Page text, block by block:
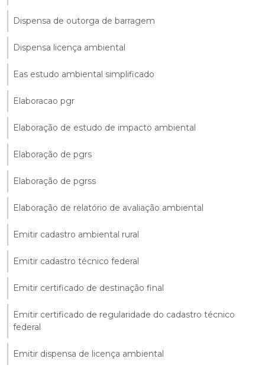
Dispensa de outorga de barragem
Dispensa licença ambiental
Eas estudo ambiental simplificado
Elaboracao pgr
Elaboração de estudo de impacto ambiental
Elaboração de pgrs
Elaboração de pgrss
Elaboração de relatório de avaliação ambiental
Emitir cadastro ambiental rural
Emitir cadastro técnico federal
Emitir certificado de destinação final
Emitir certificado de regularidade do cadastro técnico
federal
Emitir dispensa de licença ambiental